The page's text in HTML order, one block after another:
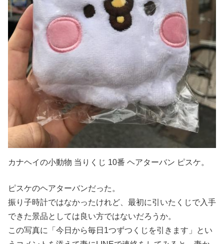
カナヘイの小動物 当りくじ 10番 ヘアターバン ピスケ。
ピスケのヘアターバンだった。
振り子時計ではなかったけれど、最初に引いたくじで入手
できた景品としては良い方ではないだろうか。
この写真に「今日から毎日1つずつくじを引きます」とい